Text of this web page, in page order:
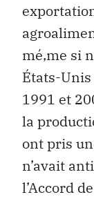
mé‚me si
États-
1991 et
la
ont pris
n’avait
l’Accord